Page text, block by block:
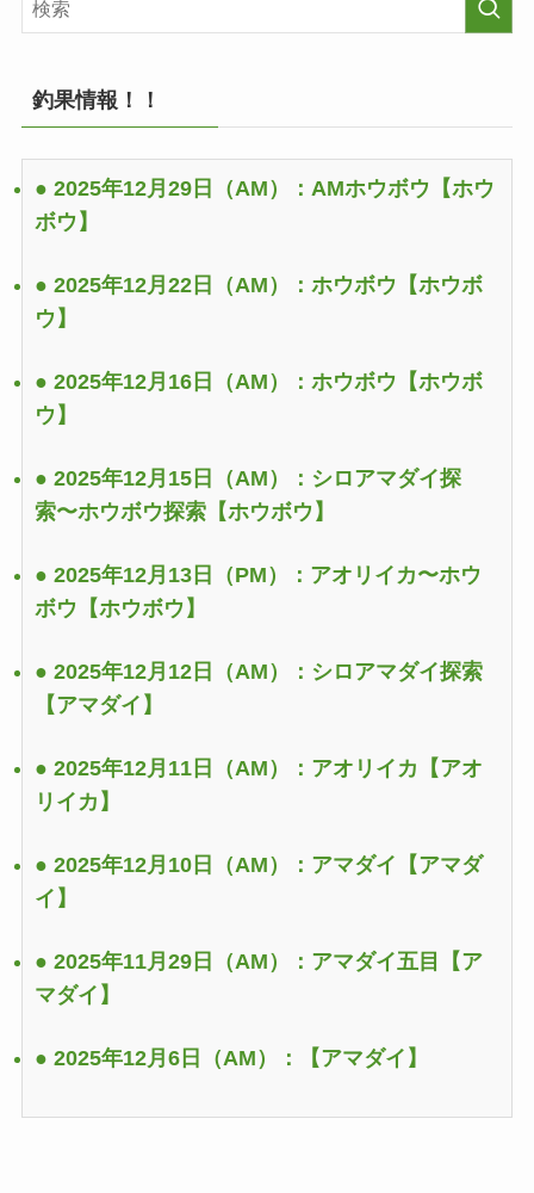
釣果情報！！
● 2025年12月29日（AM）：AMホウボウ 【ホウ
ボウ】
● 2025年12月22日（AM）：ホウボウ 【ホウボ
ウ】
● 2025年12月16日（AM）：ホウボウ 【ホウボ
ウ】
● 2025年12月15日（AM）：シロアマダイ探
索〜ホウボウ探索【ホウボウ】
● 2025年12月13日（PM）：アオリイカ〜ホウ
ボウ 【ホウボウ】
● 2025年12月12日（AM）：シロアマダイ探索
【アマダイ】
● 2025年12月11日（AM）：アオリイカ 【アオ
リイカ】
● 2025年12月10日（AM）：アマダイ 【アマダ
イ】
● 2025年11月29日（AM）：アマダイ五目
【ア
マダイ】
● 2025年12月6日（AM）： 【アマダイ】